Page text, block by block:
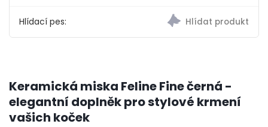
Hlídací pes:
Keramická miska Feline Fine černá -
elegantní doplněk pro stylové krmení
vašich koček